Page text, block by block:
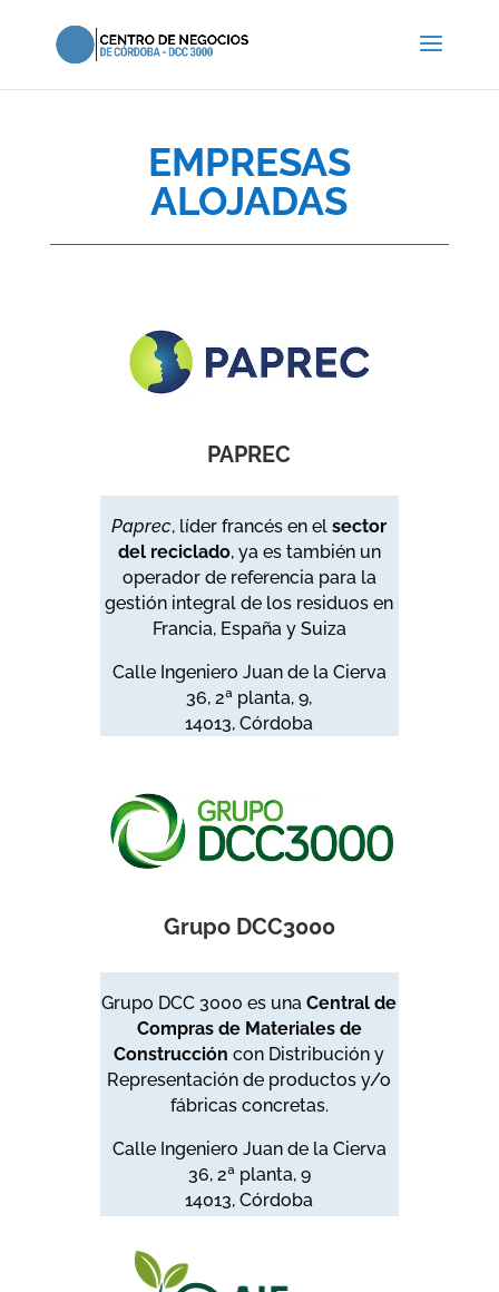
EMPRESAS
ALOJADAS
PAPREC
Paprec, líder francés en elsector
del reciclado, ya es también un
operador de referencia para la
gestión integral de los residuos en
Francia, España y Suiza
Calle Ingeniero Juan de la Cierva
36, 2ª planta, 9,
14013, Córdoba
Grupo DCC3000
Grupo DCC 3000 es una Central de
Compras de Materiales de
Construcción con Distribución y
Representación de productos y/o
fábricas concretas.
Calle Ingeniero Juan de la Cierva
36, 2ª planta, 9
14013, Córdoba